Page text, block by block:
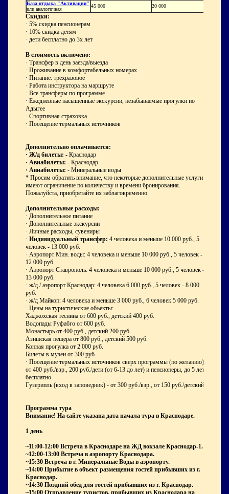
База отдыха "Активация"
или аналогичная
45 000 20 000
Скидки:
· 5% скидка пенсионерам
· 10% скидка детям
· дети бесплатно до 3х лет
В стоимость включено:
· Трансфер в день заезда/выезда
· Проживание в комфортабельных номерах
· Питание: трехразовое
· Работа инструктора на маршруте
· Все трансферы по программе
· Ежедневные насыщенные экскурсии, незабываемые прогулки по
Адыгее
· Спортивная страховка
· Посещение термальных источников
Дополнительно оплачивается:
· Ж/д билеты: - Краснодар
· Авиабилеты: - Краснодар
· Авиабилеты: - Минеральные воды
* Просим обратить внимание, что некоторые дополнительные услуги
имеют ограничение по количеству и времени бронирования.
Пожалуйста, приобретайте их заблаговременно.
Дополнительные расходы:
· Дополнительное питание
· Дополнительные экскурсии
· Личные расходы, сувениры
· Индивидуальный трансфер: 4 человека и меньше 10 000 руб., 5
человек - 13 000 руб.
· Аэропорт Мин. воды: 4 человека и меньше 10 000 руб., 5 человек -
12 000 руб.
· Аэропорт Ставрополь: 4 человека и меньше 10 000 руб., 5 человек -
13 000 руб.
· ж/д / аэропорт Краснодар: 4 человека 6 000 руб., 5 человек - 8 000
руб.
· ж/д Майкоп: 4 человека и меньше 3 000 руб., 6 человек 5 000 руб.
· Цены на туристические объекты:
Хаджохская теснина от 600 руб., детский 400 руб.
Водопады Руфабго от 600 руб.
Монастырь от 400 руб., детский 200 руб.
Азишская пещера от 800 руб., детский 500 руб.
Конная прогулка от 2 000 руб.
Билеты в музеи от 300 руб.
· Посещение термальных источников сверх программы (по желанию) –
от 400 руб./взр., 200 руб./дети (от 6-13 до лет) и пенсионеры, до 5 лет
бесплатно
Гузерипль (вход в заповедник) - от 300 руб./взр., от 150 руб./детский.
Программа тура
Внимание! На сайте указана дата начала тура в Краснодаре.
1 день
~11:00-12:00 Встреча в Краснодаре на ЖД вокзале Краснодар-1.
~12:00-13:00 Встреча в аэропорту Краснодара.
~15:30 Встреча в г. Минеральные Воды в аэропорту.
~14:00 Прибытие в объект размещения гостей прибывших из г.
Краснодар.
~14:30 Поздний обед для гостей прибывших из г. Краснодар.
~15:00 Отправление туристов, прибывших из Краснодара на